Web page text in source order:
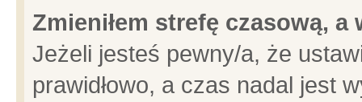
Zmieniłem strefę czasową,
Jeżeli jesteś pewny/a, że
prawidłowo, a czas nadal jest